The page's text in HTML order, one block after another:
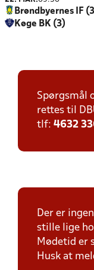
Brøndbyernes IF
Køge BK (3)
Spørgsmål
rettes til
tlf: 4632
Der er
stille lige
Mødetid er
Husk at